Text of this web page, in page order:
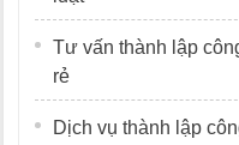
Tư vấn thành lập
rẻ
Dịch vụ thành lập